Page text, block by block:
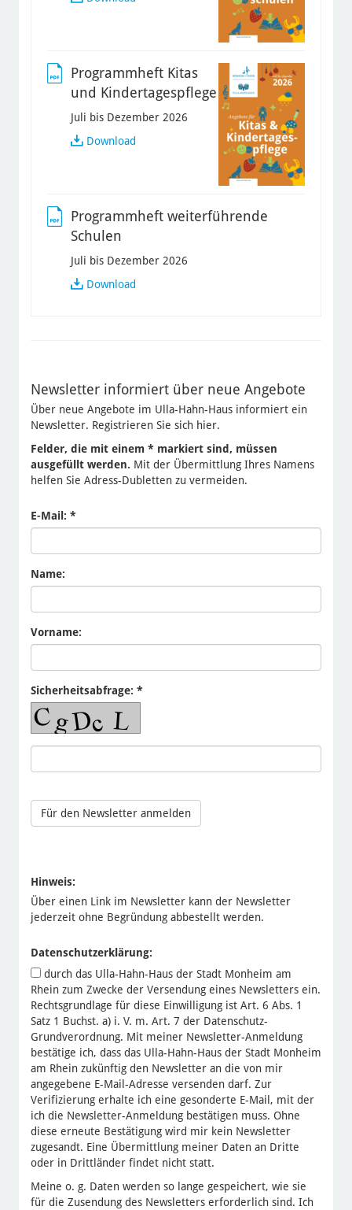
Programmheft Kitas
und Kindertagespflege
Juli bis Dezember 2026
DownloadProgrammheft
Kindertagespflege
Programmheft weiterführende
Schulen
Juli bis Dezember 2026
DownloadProgrammheft
Newsletter informiert über neue Angebote
Über neue Angebote im Ulla-Hahn-Haus informiert ein
Newsletter. Registrieren Sie sich hier.
Felder, die mit einem * markiert sind, müssen
ausgefüllt werden. Mit der Übermittlung Ihres Namens
helfen Sie Adress-Dubletten zu vermeiden.
E-Mail: *
Name:
Vorname:
Sicherheitsabfrage: *
Hinweis:
Über einen Link im Newsletter kann der Newsletter
jederzeit ohne Begründung abbestellt werden.
Datenschutzerklärung:
durch das Ulla-Hahn-Haus der Stadt Monheim am
Rhein zum Zwecke der Versendung eines Newsletters ein.
Rechtsgrundlage für diese Einwilligung ist Art. 6 Abs. 1
Satz 1 Buchst. a) i. V. m. Art. 7 der Datenschutz-
Grundverordnung. Mit meiner Newsletter-Anmeldung
bestätige ich, dass das Ulla-Hahn-Haus der Stadt Monheim
am Rhein zukünftig den Newsletter an die von mir
angegebene E-Mail-Adresse versenden darf. Zur
Verifizierung erhalte ich eine gesonderte E-Mail, mit der
ich die Newsletter-Anmeldung bestätigen muss. Ohne
diese erneute Bestätigung wird mir kein Newsletter
zugesandt. Eine Übermittlung meiner Daten an Dritte
oder in Drittländer findet nicht statt.
Meine o. g. Daten werden so lange gespeichert, wie sie
für die Zusendung des Newsletters erforderlich sind. Ich